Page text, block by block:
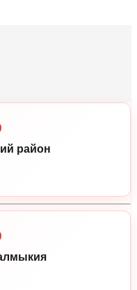
район